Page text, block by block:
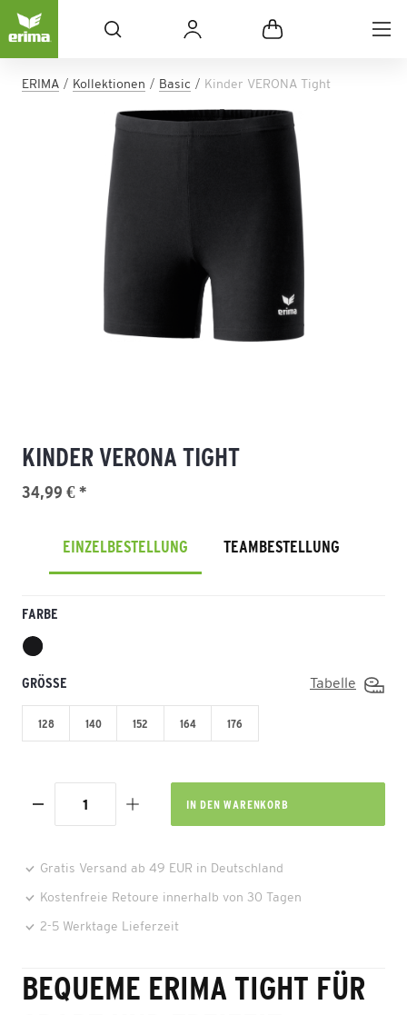
ERIMA Kollektionen Basic Kinder VERONA Tight
KINDER VERONA TIGHT
34,99 € *
EINZELBESTELLUNG TEAMBESTELLUNG
FARBE
GRÖSSE Tabelle
128 140 152 164 176
IN DEN WARENKORB
Gratis Versand ab 49 EUR in Deutschland
Kostenfreie Retoure innerhalb von 30 Tagen
2-5 Werktage Lieferzeit
BEQUEME ERIMA TIGHT FÜR